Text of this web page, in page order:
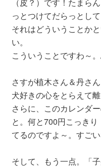
（皮？）です！たまら
っとつけてだらっとし
それはどういうことか
い。
こういうことですわ～。
さすが植木さん＆丹さん
犬好きの心をとらえて
さらに、このカレンダ
と。何と700円こっき
てるのですよ～。すごい
そして、もう一点。「子